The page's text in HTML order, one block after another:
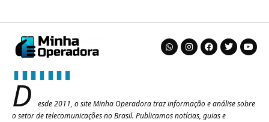
D
esde 2011, o site Minha Operadora traz informação e análise sobre
o setor de telecomunicações no Brasil. Publicamos notícias, guias e